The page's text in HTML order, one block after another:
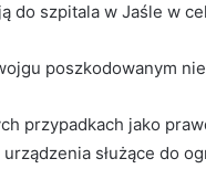
do szpitala w Jaśle w
poszkodowanym
przypadkach jako
służące do